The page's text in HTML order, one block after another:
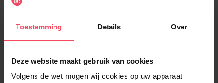
Toestemming Details Over
Deze website maakt gebruik van cookies
Volgens de wet mogen wij cookies op uw apparaat
In winkelmandje
Gratis levering bij aankoop van min. 35€.
Verzending binnen 24u